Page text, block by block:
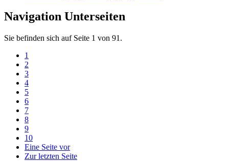
Navigation Unterseiten
Sie befinden sich auf Seite 1 von 91.
1
2
3
4
5
6
7
8
9
10
Eine Seite vor
Zur letzten Seite